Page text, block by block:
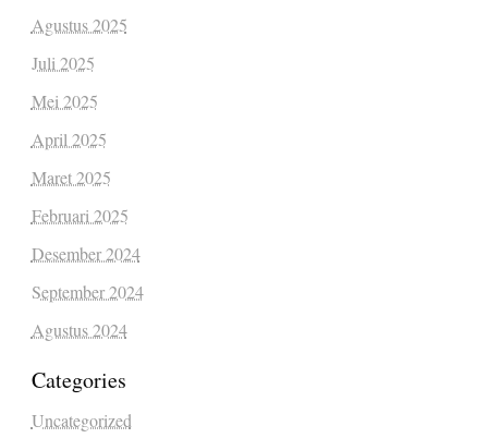
Agustus 2025
Juli 2025
Mei 2025
April 2025
Maret 2025
Februari 2025
Desember 2024
September 2024
Agustus 2024
Categories
Uncategorized